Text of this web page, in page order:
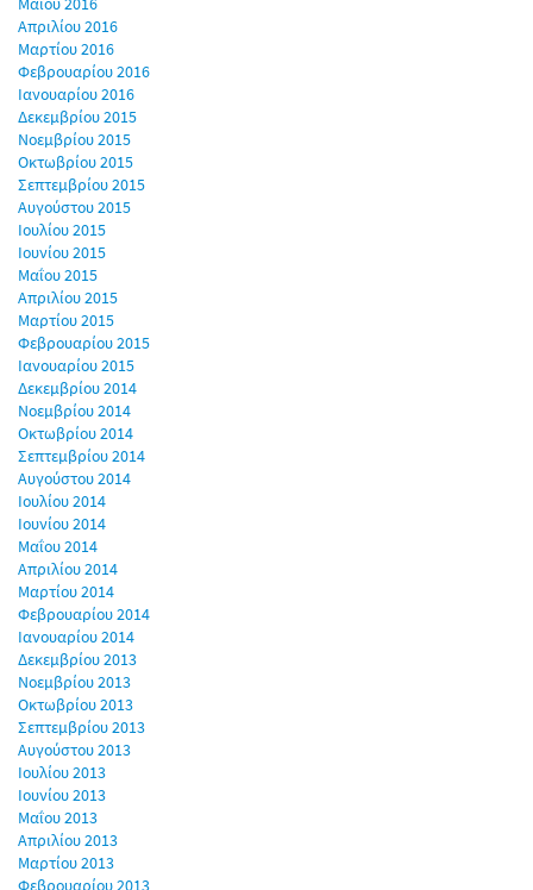
Απριλίου 2016
Μαρτίου 2016
Φεβρουαρίου 2016
Ιανουαρίου 2016
Δεκεμβρίου 2015
Νοεμβρίου 2015
Οκτωβρίου 2015
Σεπτεμβρίου 2015
Αυγούστου 2015
Ιουλίου 2015
Ιουνίου 2015
Μαΐου 2015
Απριλίου 2015
Μαρτίου 2015
Φεβρουαρίου 2015
Ιανουαρίου 2015
Δεκεμβρίου 2014
Νοεμβρίου 2014
Οκτωβρίου 2014
Σεπτεμβρίου 2014
Αυγούστου 2014
Ιουλίου 2014
Ιουνίου 2014
Μαΐου 2014
Απριλίου 2014
Μαρτίου 2014
Φεβρουαρίου 2014
Ιανουαρίου 2014
Δεκεμβρίου 2013
Νοεμβρίου 2013
Οκτωβρίου 2013
Σεπτεμβρίου 2013
Αυγούστου 2013
Ιουλίου 2013
Ιουνίου 2013
Μαΐου 2013
Απριλίου 2013
Μαρτίου 2013
Φεβρουαρίου 2013